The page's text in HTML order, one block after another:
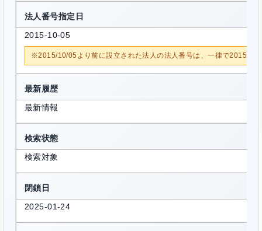
法人番号指定日
2015-10-05
※2015/10/05より前に設立された法人の法人番号は、一律で2015/10/
最新履歴
最新情報
検索状態
検索対象
閉鎖日
2025-01-24